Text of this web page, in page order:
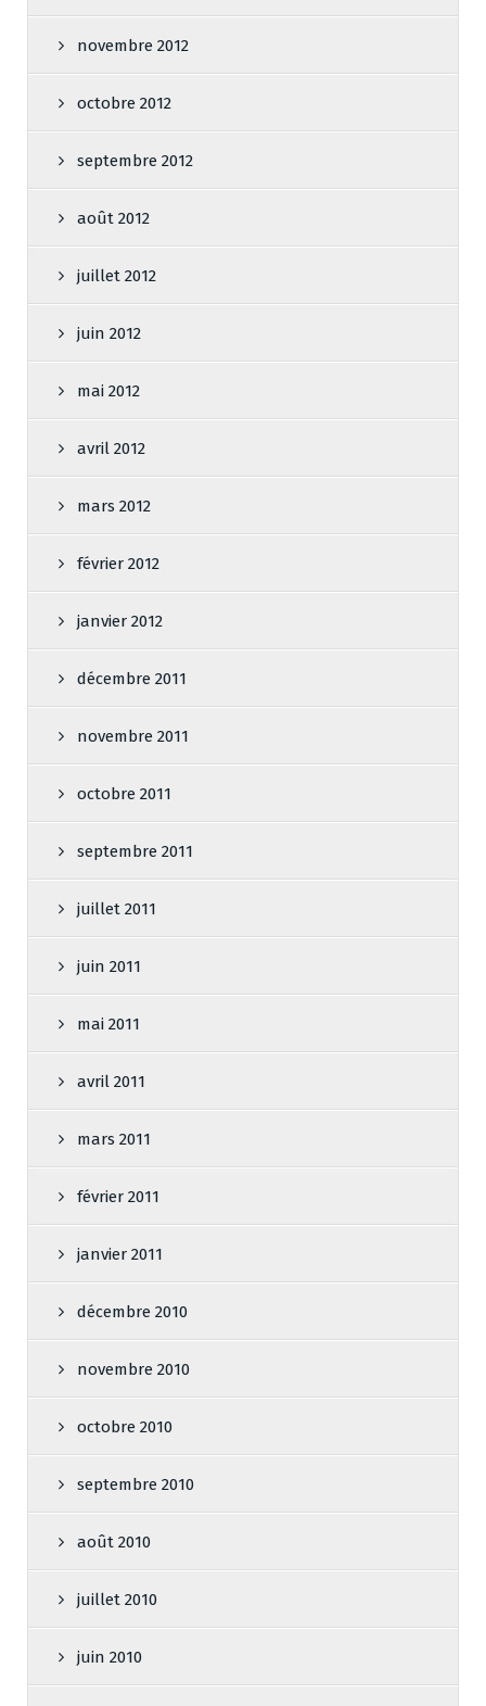
novembre 2012
octobre 2012
septembre 2012
août 2012
juillet 2012
juin 2012
mai 2012
avril 2012
mars 2012
février 2012
janvier 2012
décembre 2011
novembre 2011
octobre 2011
septembre 2011
juillet 2011
juin 2011
mai 2011
avril 2011
mars 2011
février 2011
janvier 2011
décembre 2010
novembre 2010
octobre 2010
septembre 2010
août 2010
juillet 2010
juin 2010